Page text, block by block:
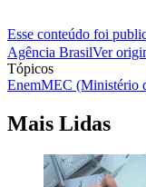
Esse conteúdo foi
Agência BrasilVer
Tópicos
EnemMEC (Ministério
Mais Lidas